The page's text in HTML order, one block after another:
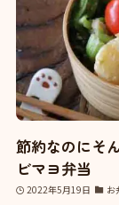
節約なのにそ
ビマヨ弁当
2022年5月19日 お